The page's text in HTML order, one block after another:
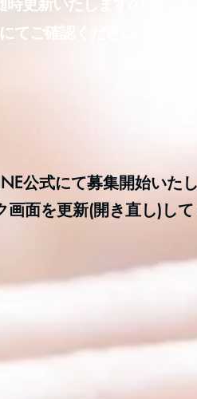
て​ご確認ください。
公式にて募集開始いた
面を更新(開き直し)し